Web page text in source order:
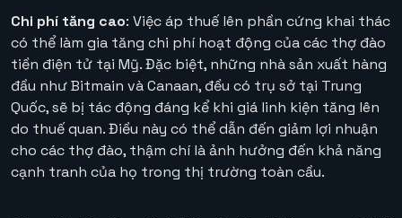
Chi phí tăng cao: Việc áp thuế lên phần cứng khai thác
có thể làm gia tăng chi phí hoạt động của các thợ đào
tiền điện tử tại Mỹ. Đặc biệt, những nhà sản xuất hàng
đầu như Bitmain và Canaan, đều có trụ sở tại Trung
Quốc, sẽ bị tác động đáng kể khi giá linh kiện tăng lên
do thuế quan. Điều này có thể dẫn đến giảm lợi nhuận
cho các thợ đào, thậm chí là ảnh hưởng đến khả năng
cạnh tranh của họ trong thị trường toàn cầu.